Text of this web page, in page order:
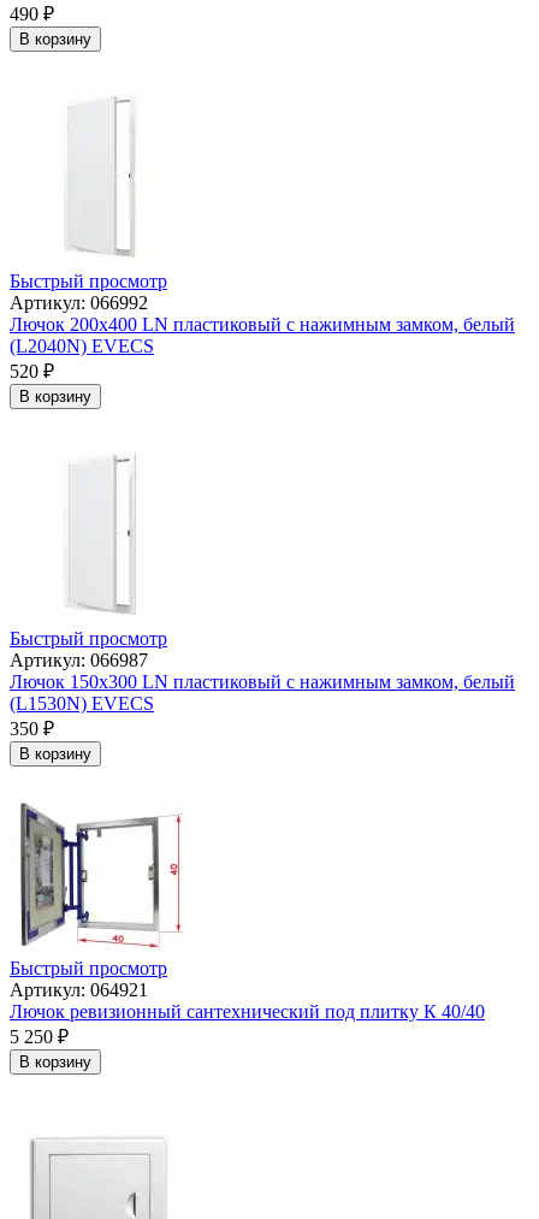
490 ₽
В корзину
Быстрый просмотр
Артикул: 066992
Лючок 200х400 LN пластиковый с нажимным замком, белый
(L2040N) EVECS
520 ₽
В корзину
Быстрый просмотр
Артикул: 066987
Лючок 150х300 LN пластиковый с нажимным замком, белый
(L1530N) EVECS
350 ₽
В корзину
Быстрый просмотр
Артикул: 064921
Лючок ревизионный сантехнический под плитку К 40/40
5 250 ₽
В корзину